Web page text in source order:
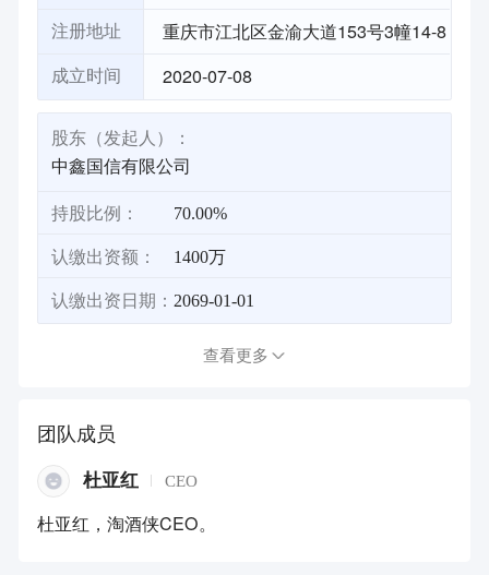
注册地址 重庆市江北区金渝大道153号3幢14-8
成立时间 2020-07-08
股东（发起人）：
中鑫国信有限公司
持股比例： 70.00%
认缴出资额： 1400万
认缴出资日期： 2069-01-01
查看更多
团队成员
杜亚红 CEO
杜亚红，淘酒侠CEO。